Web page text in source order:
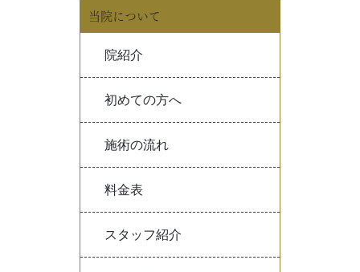
当院について
院紹介
初めての方へ
施術の流れ
料金表
スタッフ紹介